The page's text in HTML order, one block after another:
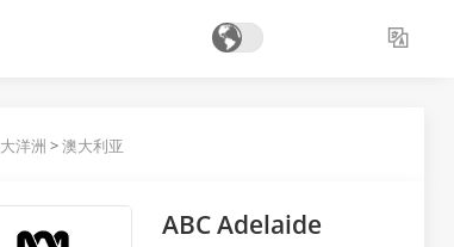
大洋洲 >澳大利亚
ABC Adelaide